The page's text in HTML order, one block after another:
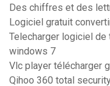
Des chiffres et des
Logiciel gratuit
Telecharger logiciel de
windows 7
Vlc player télécharger